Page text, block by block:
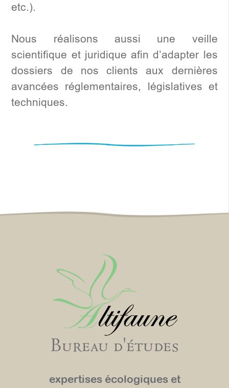
etc.).
Nous réalisons aussi une veille
scientifique et juridique afin d’adapter les
dossiers de nos clients aux dernières
avancées réglementaires, législatives et
techniques.
Bureau d'études
expertises écologiques et